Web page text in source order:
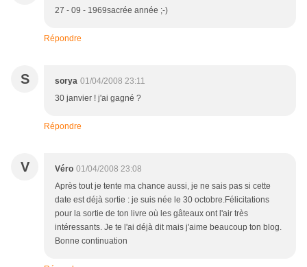
27 - 09 - 1969sacrée année ;-)
Répondre
S sorya 01/04/2008 23:11
30 janvier ! j'ai gagné ?
Répondre
V Véro 01/04/2008 23:08
Après tout je tente ma chance aussi, je ne sais pas si cette
date est déjà sortie : je suis née le 30 octobre.Félicitations
pour la sortie de ton livre où les gâteaux ont l'air très
intéressants. Je te l'ai déjà dit mais j'aime beaucoup ton blog.
Bonne continuation